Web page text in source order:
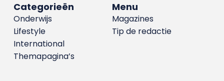
Menu
Magazines
Tip de redactie
Categorieën
Onderwijs
Lifestyle
International
Themapagina’s